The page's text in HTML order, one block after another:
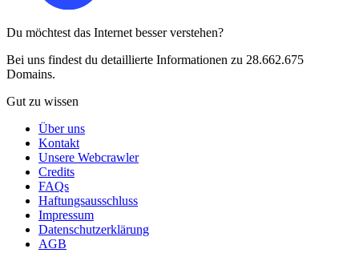
Du möchtest das Internet besser verstehen?
Bei uns findest du detaillierte Informationen zu 28.662.675
Domains.
Gut zu wissen
Über uns
Kontakt
Unsere Webcrawler
Credits
FAQs
Haftungsausschluss
Impressum
Datenschutzerklärung
AGB